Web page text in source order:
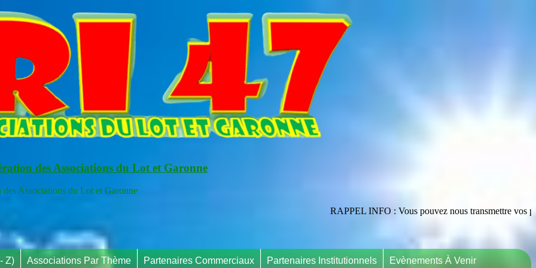
des Associations du Lot et Garonne
Associations du Lot et Garonne
RAPPEL INFO : Vous pouvez nous transmettre vos publications
Z) Associations Par Thème Partenaires Commerciaux Partenaires Institutionnels Evènements À Venir